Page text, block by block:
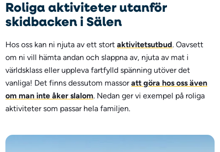
Roliga aktiviteter utanför
skidbacken i Sälen
Hos oss kan ni njuta av ett stortaktivitetsutbud. Oavsett
om ni vill hämta andan och slappna av, njuta av mat i
världsklass eller uppleva fartfylld spänning utöver det
vanliga! Det finns dessutom massoratt göra hos oss även
om man inte åker slalom. Nedan ger vi exempel på roliga
aktiviteter som passar hela familjen.